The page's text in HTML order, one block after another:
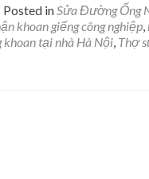
Posted inSửa Đường Ống
khoan giếng công nghiệp,
khoan tại nhà Hà Nội, Thợ